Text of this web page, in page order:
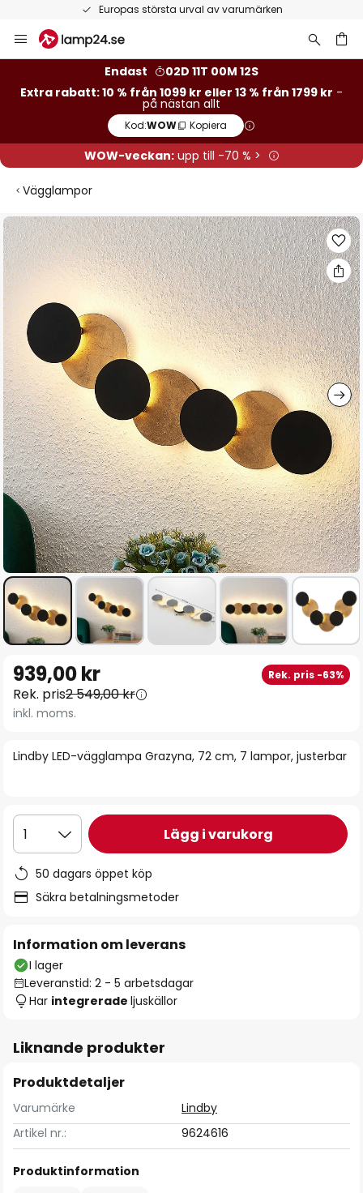
Europas största urval av varumärken
Hoppa
till
Endast
02D 11T 00M 12S
Extra rabatt: 10 % från 1099 kr eller 13 % från 1799 kr -
på nästan allt
Kod:WOW Kopiera
WOW-veckan:upp till -70 % >
Vägglampor
Hoppa
till
slutet
av
bildgalleriet
till
början
av
Lindby LED-vägglampa Grazyna, 72 cm, 7 lampor, justerbar
939,00 kr Rek. pris -63%
Rek. pris2 549,00 kr
inkl. moms.
1 Lägg i varukorg
50 dagars öppet köp
Säkra betalningsmetoder
Information om leverans
I lager
Leveranstid: 2 - 5 arbetsdagar
Har integrerade ljuskällor
Liknande produkter
Produktdetaljer
Varumärke
Lindby
Artikel nr.:
9624616
Produktinformation